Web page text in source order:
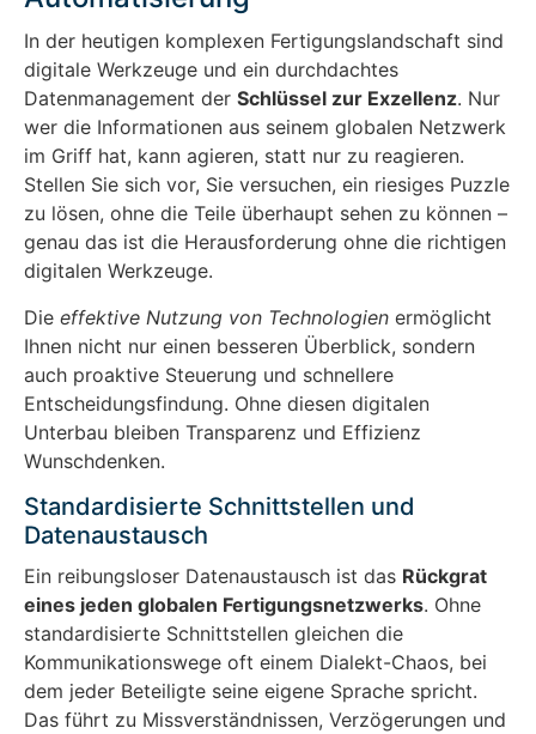
In der heutigen komplexen Fertigungslandschaft sind
digitale Werkzeuge und ein durchdachtes
Datenmanagement der Schlüssel zur Exzellenz. Nur
wer die Informationen aus seinem globalen Netzwerk
im Griff hat, kann agieren, statt nur zu reagieren.
Stellen Sie sich vor, Sie versuchen, ein riesiges Puzzle
zu lösen, ohne die Teile überhaupt sehen zu können –
genau das ist die Herausforderung ohne die richtigen
digitalen Werkzeuge.
Die effektive Nutzung von Technologien ermöglicht
Ihnen nicht nur einen besseren Überblick, sondern
auch proaktive Steuerung und schnellere
Entscheidungsfindung. Ohne diesen digitalen
Unterbau bleiben Transparenz und Effizienz
Wunschdenken.
Standardisierte Schnittstellen und
Datenaustausch
Ein reibungsloser Datenaustausch ist das Rückgrat
eines jeden globalen Fertigungsnetzwerks. Ohne
standardisierte Schnittstellen gleichen die
Kommunikationswege oft einem Dialekt-Chaos, bei
dem jeder Beteiligte seine eigene Sprache spricht.
Das führt zu Missverständnissen, Verzögerungen und